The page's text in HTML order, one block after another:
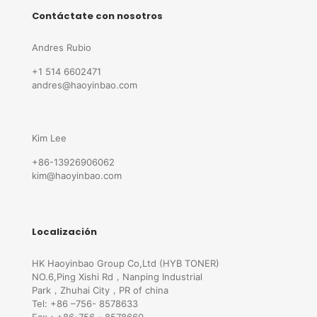
Contáctate con nosotros
Andres Rubio
+1 514 6602471
andres@haoyinbao.com
Kim Lee
+86-13926906062
kim@haoyinbao.com
Localización
HK Haoyinbao Group Co,Ltd (HYB TONER)
NO.6,Ping Xishi Rd，Nanping Industrial
Park，Zhuhai City，PR of china
Tel: +86 –756- 8578633